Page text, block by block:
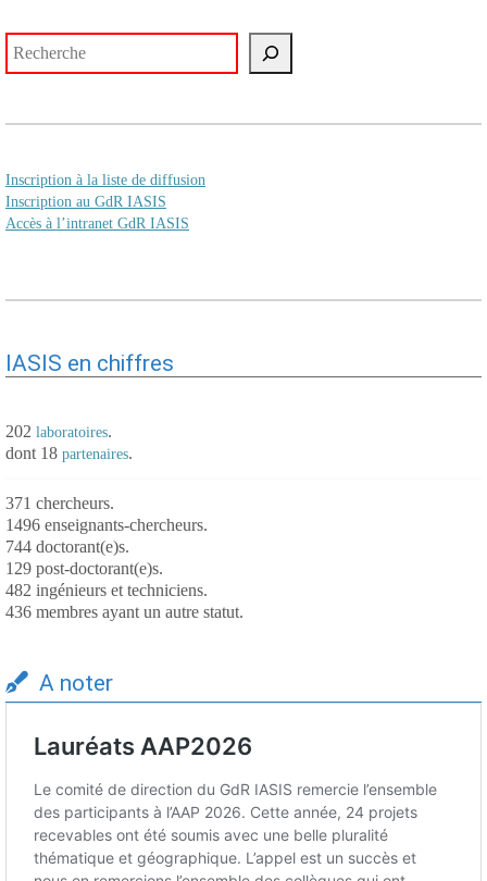
Inscription à la liste de diffusion
Inscription au GdR IASIS
Accès à l’intranet GdR IASIS
IASIS en chiffres
202 laboratoires.
dont 18 partenaires.
371 chercheurs.
1496 enseignants-chercheurs.
744 doctorant(e)s.
129 post-doctorant(e)s.
482 ingénieurs et techniciens.
436 membres ayant un autre statut.
A noter